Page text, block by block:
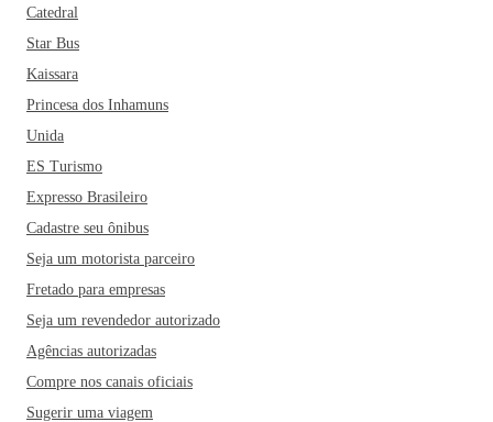
Catedral
Star Bus
Kaissara
Princesa dos Inhamuns
Unida
ES Turismo
Expresso Brasileiro
Cadastre seu ônibus
Seja um motorista parceiro
Fretado para empresas
Seja um revendedor autorizado
Agências autorizadas
Compre nos canais oficiais
Sugerir uma viagem